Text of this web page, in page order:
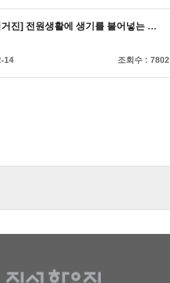
거진] 전원생활에 생기를 불어넣는 …
14 조회수 : 7802